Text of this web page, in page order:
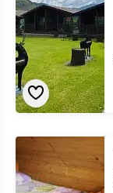
«Уютный
берег»
гостевой
дом